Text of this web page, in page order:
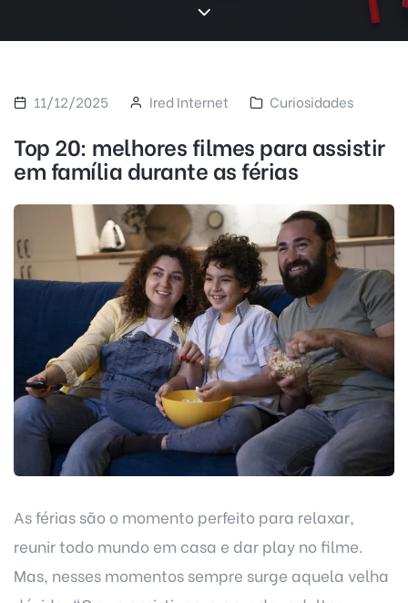
11/12/2025 Ired Internet Curiosidades
Top 20: melhores filmes para assistir
em família durante as férias
As férias são o momento perfeito para relaxar,
reunir todo mundo em casa e dar play no filme.
Mas, nesses momentos sempre surge aquela velha